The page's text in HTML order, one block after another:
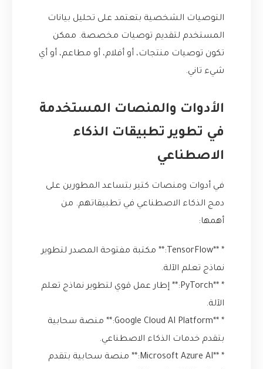
التوصيات الشخصية بتعتمد على تحليل بيانات
المستخدم لتقديم توصيات مخصصة. ممكن
تكون توصيات منتجات، أو أفلام، أو مطاعم، أو أي
شيء تاني.
الأدوات والمنصات المستخدمة
في تطوير تطبيقات الذكاء
الاصطناعي
في أدوات ومنصات كتير بتساعد المطورين على
دمج الذكاء الاصطناعي في تطبيقاتهم. من
أهمها:
* **TensorFlow:** مكتبة مفتوحة المصدر لتطوير
نماذج تعلم الآلة.
* **PyTorch:** إطار عمل قوي لتطوير نماذج تعلم
الآلة.
* **Google Cloud AI Platform:** منصة سحابية
بتقدم خدمات الذكاء الاصطناعي.
* **Microsoft Azure AI:** منصة سحابية بتقدم